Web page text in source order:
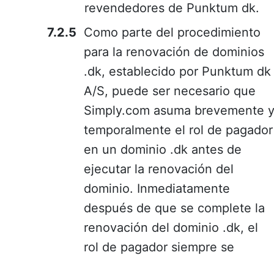
revendedores de Punktum dk.
Como parte del procedimiento
para la renovación de dominios
.dk, establecido por Punktum dk
A/S, puede ser necesario que
Simply.com asuma brevemente y
temporalmente el rol de pagador
en un dominio .dk antes de
ejecutar la renovación del
dominio. Inmediatamente
después de que se complete la
renovación del dominio .dk, el
rol de pagador siempre se